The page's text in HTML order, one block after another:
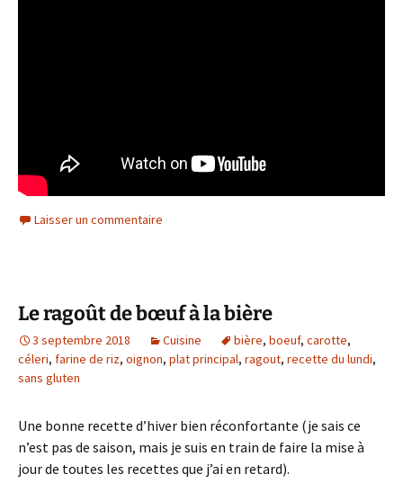
Laisser un commentaire
Le ragoût de bœuf à la bière
3 septembre 2018 Cuisine bière, boeuf, carotte,
céleri, farine de riz, oignon, plat principal, ragout, recette du lundi,
sans gluten
Une bonne recette d’hiver bien réconfortante (je sais ce
n’est pas de saison, mais je suis en train de faire la mise à
jour de toutes les recettes que j’ai en retard).